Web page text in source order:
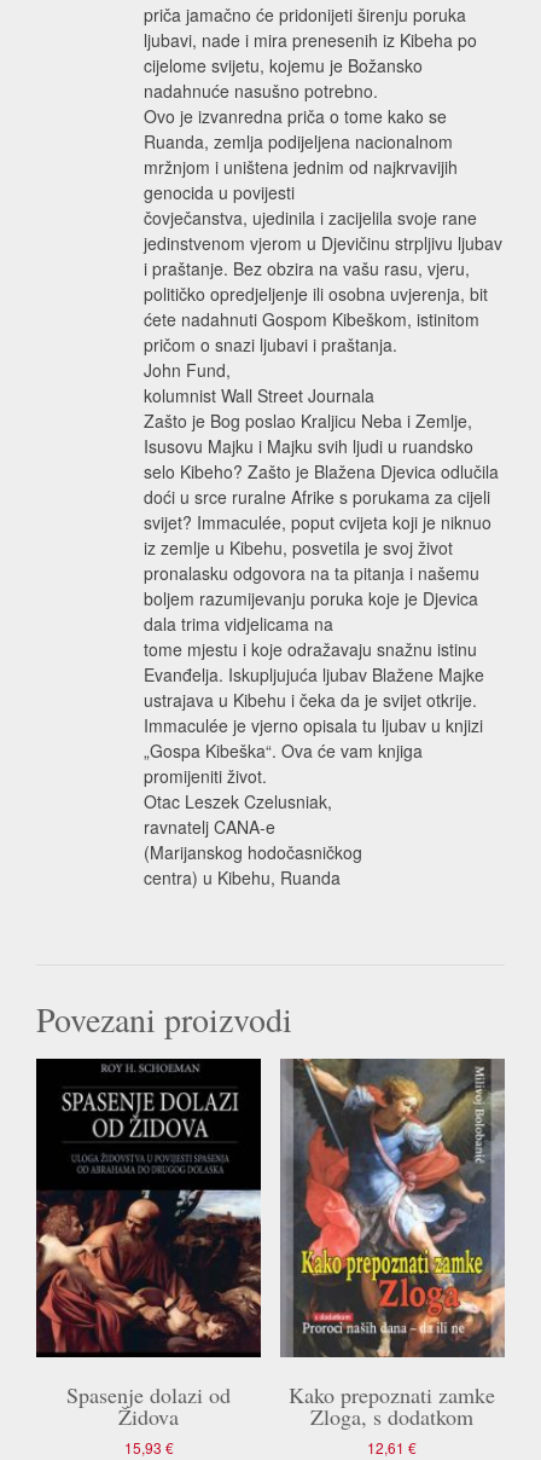
priča jamačno će pridonijeti širenju poruka
ljubavi, nade i mira prenesenih iz Kibeha po
cijelome svijetu, kojemu je Božansko
nadahnuće nasušno potrebno.
Ovo je izvanredna priča o tome kako se
Ruanda, zemlja podijeljena nacionalnom
mržnjom i uništena jednim od najkrvavijih
genocida u povijesti
čovječanstva, ujedinila i zacijelila svoje rane
jedinstvenom vjerom u Djevičinu strpljivu ljubav
i praštanje. Bez obzira na vašu rasu, vjeru,
političko opredjeljenje ili osobna uvjerenja, bit
ćete nadahnuti Gospom Kibeškom, istinitom
pričom o snazi ljubavi i praštanja.
John Fund,
kolumnist Wall Street Journala
Zašto je Bog poslao Kraljicu Neba i Zemlje,
Isusovu Majku i Majku svih ljudi u ruandsko
selo Kibeho? Zašto je Blažena Djevica odlučila
doći u srce ruralne Afrike s porukama za cijeli
svijet? Immaculée, poput cvijeta koji je niknuo
iz zemlje u Kibehu, posvetila je svoj život
pronalasku odgovora na ta pitanja i našemu
boljem razumijevanju poruka koje je Djevica
dala trima vidjelicama na
tome mjestu i koje odražavaju snažnu istinu
Evanđelja. Iskupljujuća ljubav Blažene Majke
ustrajava u Kibehu i čeka da je svijet otkrije.
Immaculée je vjerno opisala tu ljubav u knjizi
„Gospa Kibeška“. Ova će vam knjiga
promijeniti život.
Otac Leszek Czelusniak,
ravnatelj CANA-e
(Marijanskog hodočasničkog
centra) u Kibehu, Ruanda
Povezani proizvodi
Spasenje dolazi od
Židova
15,93 €
Kako prepoznati zamke
Zloga, s dodatkom
12,61€